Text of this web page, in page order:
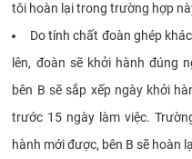
tôi hoàn lại trong trường hợp
Do tính chất đoàn ghép
lên, đoàn sẽ khởi hành đúng
bên B sẽ sắp xếp ngày khởi
trước 15 ngày làm việc.
hành mới được, bên B sẽ hoàn